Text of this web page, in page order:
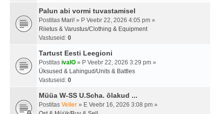
Palun abi vormi tuvastamisel
Postitas Mari! » P Veebr 22, 2026 4:05 pm »
Riietus & Varustus/Clothing & Equipment
Vastuseid: 0
Tartust Eesti Leegioni
Postitas ivalO » P Veebr 22, 2026 3:29 pm »
Üksused & Lahingud/Units & Battles
Vastuseid: 0
Müüa W-SS U.Scha. õlakud ...
Postitas Veiler » E Veebr 16, 2026 3:08 pm »